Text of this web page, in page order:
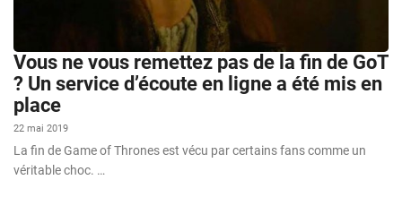
Vous ne vous remettez pas de la fin de GoT
? Un service d’écoute en ligne a été mis en
place
22 mai 2019
La fin de Game of Thrones est vécu par certains fans comme un
véritable choc. …